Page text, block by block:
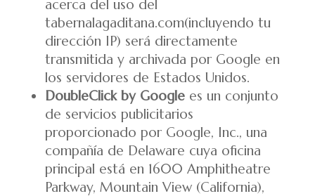
acerca del uso del
tabernalagaditana.com(incluyendo tu
dirección IP) será directamente
transmitida y archivada por Google en
los servidores de Estados Unidos.
DoubleClick by Googlees un conjunto
de servicios publicitarios
proporcionado por Google, Inc., una
compañía de Delaware cuya oficina
principal está en 1600 Amphitheatre
Parkway, Mountain View (California),